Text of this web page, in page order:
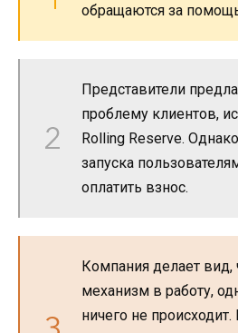
обращаются за
Представители
проблему клиентов,
Rolling Reserve.
запуска
оплатить взнос.
Компания делает вид,
механизм в работу,
ничего не